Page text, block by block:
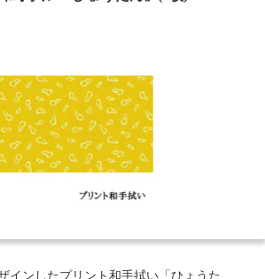
インしたプリント和手拭い「ひょうた